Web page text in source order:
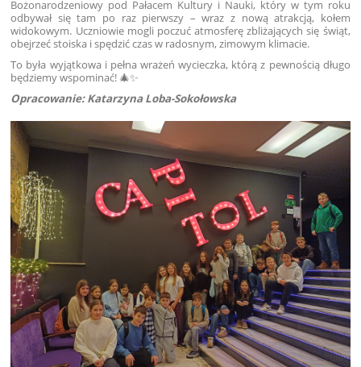
Bożonarodzeniowy pod Pałacem Kultury i Nauki, który w tym roku
odbywał się tam po raz pierwszy – wraz z nową atrakcją, kołem
widokowym. Uczniowie mogli poczuć atmosferę zbliżających się świąt,
obejrzeć stoiska i spędzić czas w radosnym, zimowym klimacie.
To była wyjątkowa i pełna wrażeń wycieczka, którą z pewnością długo
będziemy wspominać! 🎄✨
Opracowanie: Katarzyna Loba-Sokołowska